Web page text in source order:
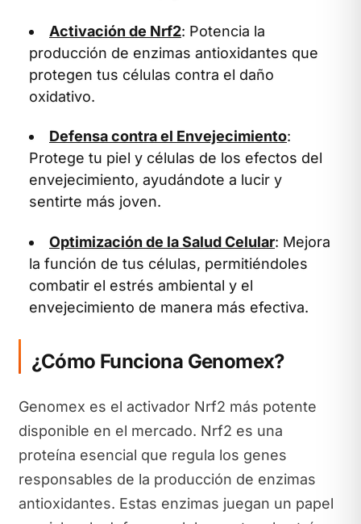
Activación de Nrf2: Potencia la
producción de enzimas antioxidantes que
protegen tus células contra el daño
oxidativo.
Defensa contra el Envejecimiento:
Protege tu piel y células de los efectos del
envejecimiento, ayudándote a lucir y
sentirte más joven.
Optimización de la Salud Celular: Mejora
la función de tus células, permitiéndoles
combatir el estrés ambiental y el
envejecimiento de manera más efectiva.
¿Cómo Funciona Genomex?
Genomex es el activador Nrf2 más potente
disponible en el mercado. Nrf2 es una
proteína esencial que regula los genes
responsables de la producción de enzimas
antioxidantes. Estas enzimas juegan un papel